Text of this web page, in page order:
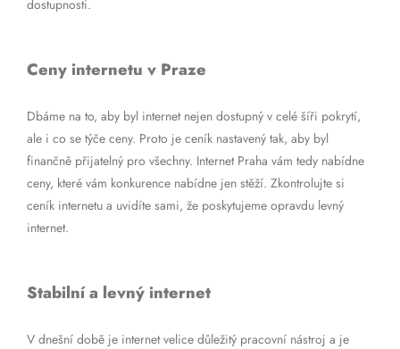
dostupnosti.
Ceny internetu v Praze
Dbáme na to, aby byl internet nejen dostupný v celé šíři pokrytí,
ale i co se týče ceny. Proto je ceník nastavený tak, aby byl
finančně přijatelný pro všechny. Internet Praha vám tedy nabídne
ceny, které vám konkurence nabídne jen stěží. Zkontrolujte si
ceník internetu a uvidíte sami, že poskytujeme opravdu levný
internet.
Stabilní a levný internet
V dnešní době je internet velice důležitý pracovní nástroj a je